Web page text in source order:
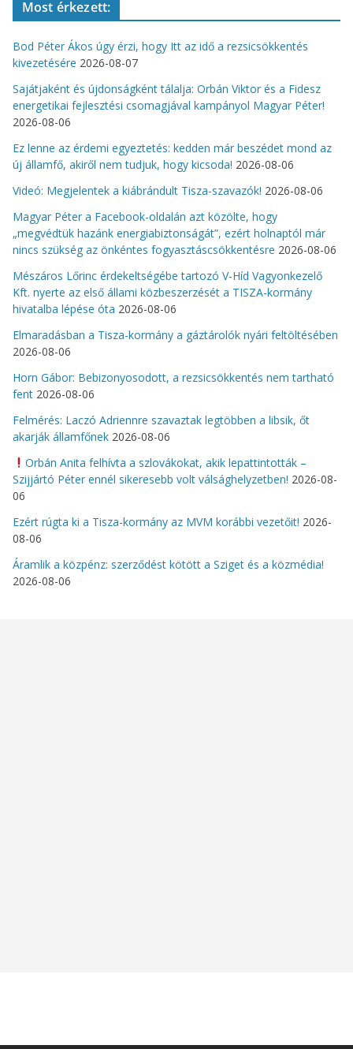
Most érkezett:
Bod Péter Ákos úgy érzi, hogy Itt az idő a rezsicsökkentés
kivezetésére 2026-08-07
Sajátjaként és újdonságként tálalja: Orbán Viktor és a Fidesz
energetikai fejlesztési csomagjával kampányol Magyar Péter!
2026-08-06
Ez lenne az érdemi egyeztetés: kedden már beszédet mond az
új államfő, akiről nem tudjuk, hogy kicsoda! 2026-08-06
Videó: Megjelentek a kiábrándult Tisza-szavazók! 2026-08-06
Magyar Péter a Facebook-oldalán azt közölte, hogy
„megvédtük hazánk energiabiztonságát”, ezért holnaptól már
nincs szükség az önkéntes fogyasztáscsökkentésre 2026-08-06
Mészáros Lőrinc érdekeltségébe tartozó V-Híd Vagyonkezelő
Kft. nyerte az első állami közbeszerzését a TISZA-kormány
hivatalba lépése óta 2026-08-06
Elmaradásban a Tisza-kormány a gáztárolók nyári feltöltésében
2026-08-06
Horn Gábor: Bebizonyosodott, a rezsicsökkentés nem tartható
fent 2026-08-06
Felmérés: Laczó Adriennre szavaztak legtöbben a libsik, őt
akarják államfőnek 2026-08-06
Orbán Anita felhívta a szlovákokat, akik lepattintották –
Szijjártó Péter ennél sikeresebb volt válsághelyzetben! 2026-08-
06
Ezért rúgta ki a Tisza-kormány az MVM korábbi vezetőit! 2026-
08-06
Áramlik a közpénz: szerződést kötött a Sziget és a közmédia!
2026-08-06